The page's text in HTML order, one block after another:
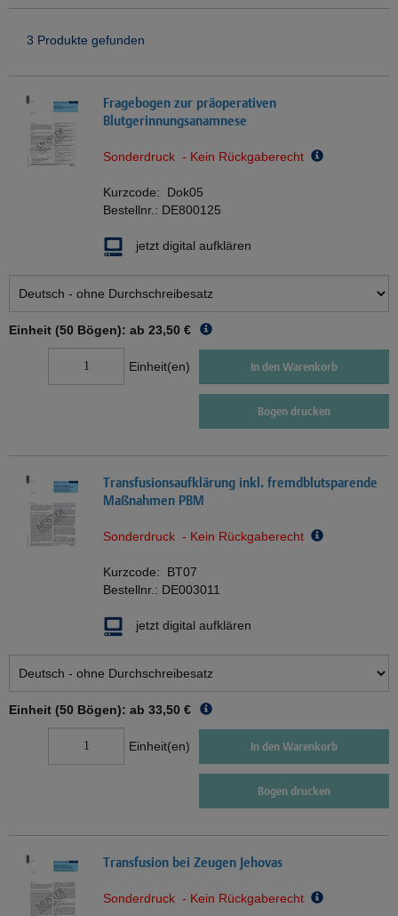
3 Produkte gefunden
Fragebogen zur präoperativen
Blutgerinnungsanamnese
Sonderdruck - Kein Rückgaberecht
Kurzcode: Dok05
Bestellnr.: DE800125
jetzt digital aufklären
Einheit (50 Bögen): ab 23,50 €
Einheit(en) In den Warenkorb
Bogen drucken
Transfusionsaufklärung inkl. fremdblutsparende
Maßnahmen PBM
Sonderdruck - Kein Rückgaberecht
Kurzcode: BT07
Bestellnr.: DE003011
jetzt digital aufklären
Einheit (50 Bögen): ab 33,50 €
Einheit(en) In den Warenkorb
Bogen drucken
Transfusion bei Zeugen Jehovas
Sonderdruck - Kein Rückgaberecht